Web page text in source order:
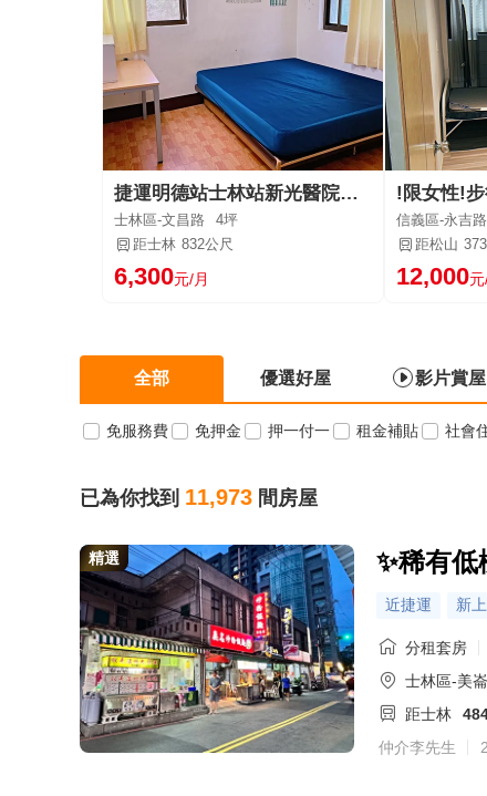
捷運明德站士林站新光醫院旁乾淨溫馨家電家具齊
士林區-文昌路
4坪
距士林 832公尺
6,300元/月
信義區-永吉路
距松山
12,000元
全部 優選好屋 影片賞屋
免服務費 免押金 押一付一 租金補貼 社會
已為你找到 11,973 間房屋
精選 ✨稀有
近捷運 新
分租套房
士林區-美
距士林
仲介李先生